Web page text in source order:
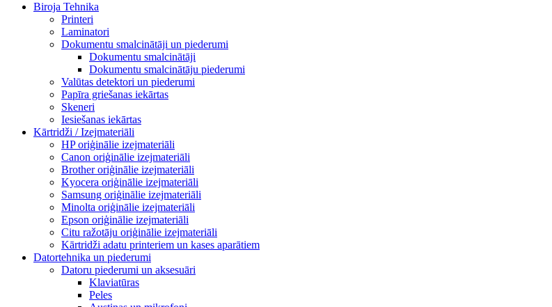
Biroja Tehnika
Printeri
Laminatori
Dokumentu smalcinātāji un piederumi
Dokumentu smalcinātāji
Dokumentu smalcinātāju piederumi
Valūtas detektori un piederumi
Papīra griešanas iekārtas
Skeneri
Iesiešanas iekārtas
Kārtridži / Izejmateriāli
HP oriģinālie izejmateriāli
Canon oriģinālie izejmateriāli
Brother oriģinālie izejmateriāli
Kyocera oriģinālie izejmateriāli
Samsung oriģinālie izejmateriāli
Minolta oriģinālie izejmateriāli
Epson oriģinālie izejmateriāli
Citu ražotāju oriģinālie izejmateriāli
Kārtridži adatu printeriem un kases aparātiem
Datortehnika un piederumi
Datoru piederumi un aksesuāri
Klaviatūras
Peles